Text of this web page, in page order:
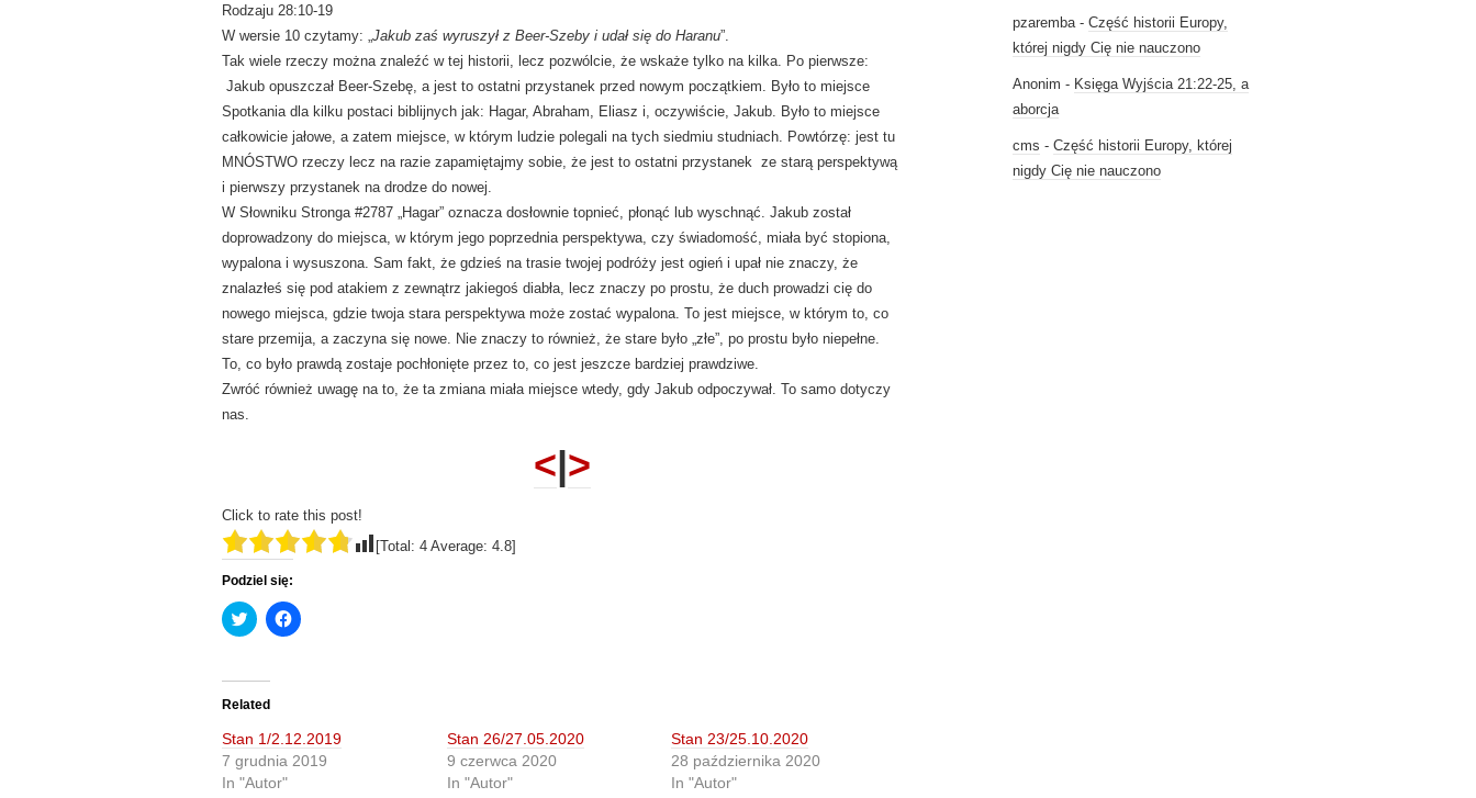
Rodzaju 28:10-19
W wersie 10 czytamy: „ Jakub zaś wyruszył z Beer-Szeby i udał się do Haranu”.
Tak wiele rzeczy można znaleźć w tej historii, lecz pozwólcie, że wskaże tylko na kilka. Po pierwsze:
Jakub opuszczał Beer-Szebę, a jest to ostatni przystanek przed nowym początkiem. Było to miejsce
Spotkania dla kilku postaci biblijnych jak: Hagar, Abraham, Eliasz i, oczywiście, Jakub. Było to miejsce
całkowicie jałowe, a zatem miejsce, w którym ludzie polegali na tych siedmiu studniach. Powtórzę: jest tu
MNÓSTWO rzeczy lecz na razie zapamiętajmy sobie, że jest to ostatni przystanek ze starą perspektywą
i pierwszy przystanek na drodze do nowej.
W Słowniku Stronga #2787 „Hagar” oznacza dosłownie topnieć, płonąć lub wyschnąć. Jakub został
doprowadzony do miejsca, w którym jego poprzednia perspektywa, czy świadomość, miała być stopiona,
wypalona i wysuszona. Sam fakt, że gdzieś na trasie twojej podróży jest ogień i upał nie znaczy, że
znalazłeś się pod atakiem z zewnątrz jakiegoś diabła, lecz znaczy po prostu, że duch prowadzi cię do
nowego miejsca, gdzie twoja stara perspektywa może zostać wypalona. To jest miejsce, w którym to, co
stare przemija, a zaczyna się nowe. Nie znaczy to również, że stare było „złe”, po prostu było niepełne.
To, co było prawdą zostaje pochłonięte przez to, co jest jeszcze bardziej prawdziwe.
Zwróć również uwagę na to, że ta zmiana miała miejsce wtedy, gdy Jakub odpoczywał. To samo dotyczy
nas.
<|>
Click to rate this post!
[Total: 4 Average: 4.8]
Podziel się:
C
l
t
o
s
a
r
e
o
C
l
h
a
r
e
Related
Stan 1/2.12.2019
7 grudnia 2019
In "Autor"
Stan 26/27.05.2020
9 czerwca 2020
In "Autor"
Stan 23/25.10.2020
28 października 2020
In "Autor"
pzaremba- Część historii Europy,
której nigdy Cię nie nauczono
Anonim - Księga Wyjścia 21:22-25, a
aborcja
cms - Część historii Europy, której
nigdy Cię nie nauczono